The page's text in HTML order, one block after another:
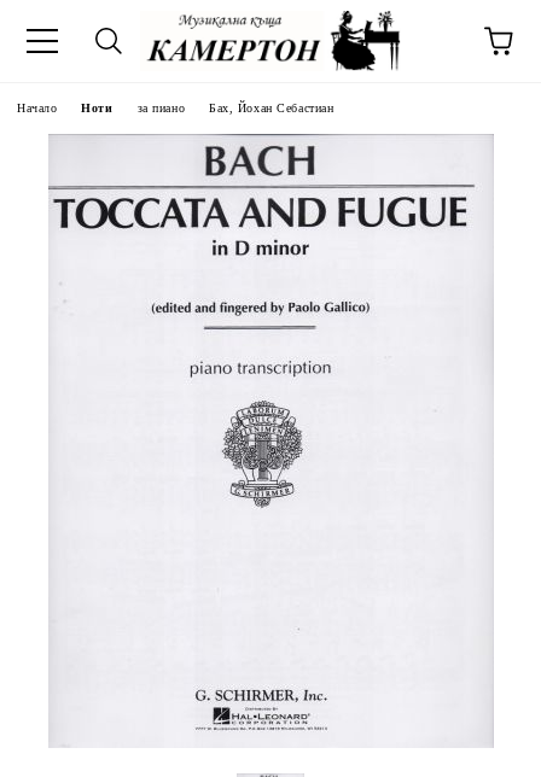
Начало Ноти за пиано Бах, Йохан Себастиан